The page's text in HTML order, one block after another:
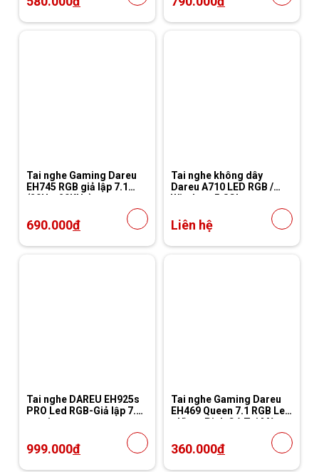
Tai nghe Gaming Dareu
EH745 RGB giả lập 7.1
(20Hz-20KHz)
690.000đ
Tai nghe không dây
Dareu A710 LED RGB /
Wireless 5.8Ghz
Liên hệ
Tai nghe DAREU EH925s
PRO Led RGB-Giả lập 7.1
gaming
999.000đ
Tai nghe Gaming Dareu
EH469 Queen 7.1 RGB Led
- Hồng Pink Có Tai Mèo
360.000đ